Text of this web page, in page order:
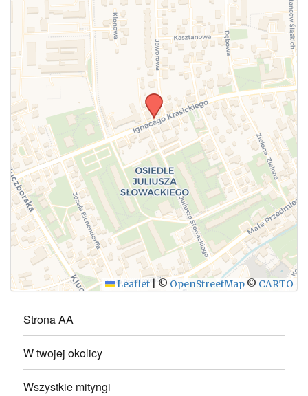
WYŚLIJ
Leaflet © OpenStreetMap © CARTO
Strona AA
W twojej okolicy
Wszystkie mityngi